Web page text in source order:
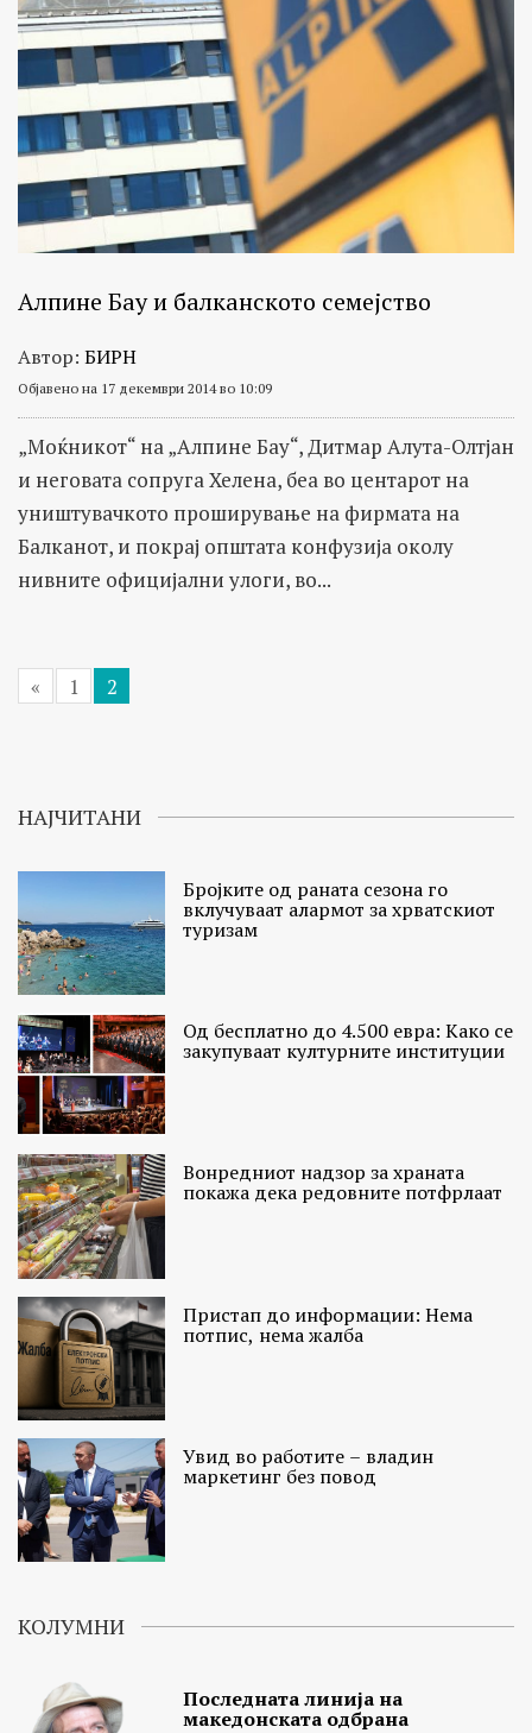
Алпине Бау и балканското семејство
Автор: БИРН
Објавено на 17 декември 2014 во 10:09
„Моќникот“ на „Алпине Бау“, Дитмар Алута-Олтјан
и неговата сопруга Хелена, беа во центарот на
уништувачкото проширување на фирмата на
Балканот, и покрај општата конфузија околу
нивните официјални улоги, во...
« 1 2
НАЈЧИТАНИ
Бројките од раната сезона го
вклучуваат алармот за хрватскиот
туризам
Од бесплатно до 4.500 евра: Како се
закупуваат културните институции
Вонредниот надзор за храната
покажа дека редовните потфрлаат
Пристап до информации: Нема
потпис, нема жалба
Увид во работите – владин
маркетинг без повод
КОЛУМНИ
Последната линија на
македонската одбрана